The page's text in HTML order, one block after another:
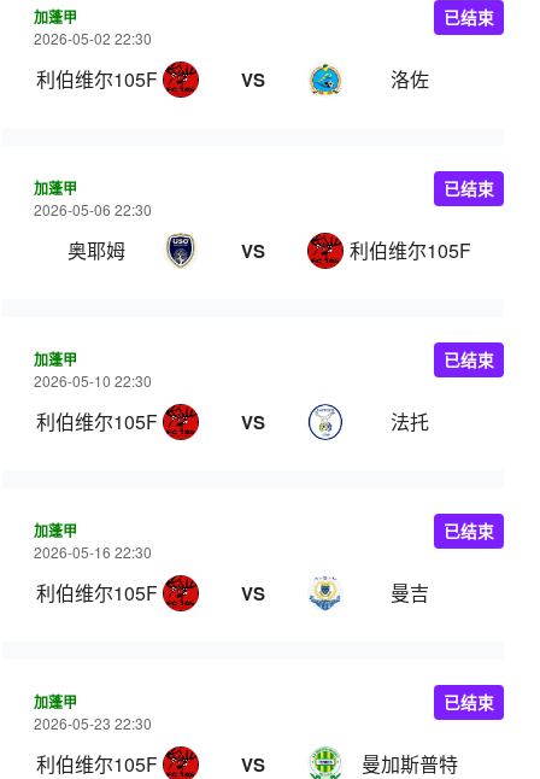
加蓬甲
2026-05-02 22:30
利伯维尔105FC VS 洛佐
已结束
加蓬甲
2026-05-06 22:30
奥耶姆 VS 利伯维尔105FC
已结束
加蓬甲
2026-05-10 22:30
利伯维尔105FC VS 法托
已结束
加蓬甲
2026-05-16 22:30
利伯维尔105FC VS 曼吉
已结束
加蓬甲
2026-05-23 22:30
利伯维尔105FC VS 曼加斯普特
已结束